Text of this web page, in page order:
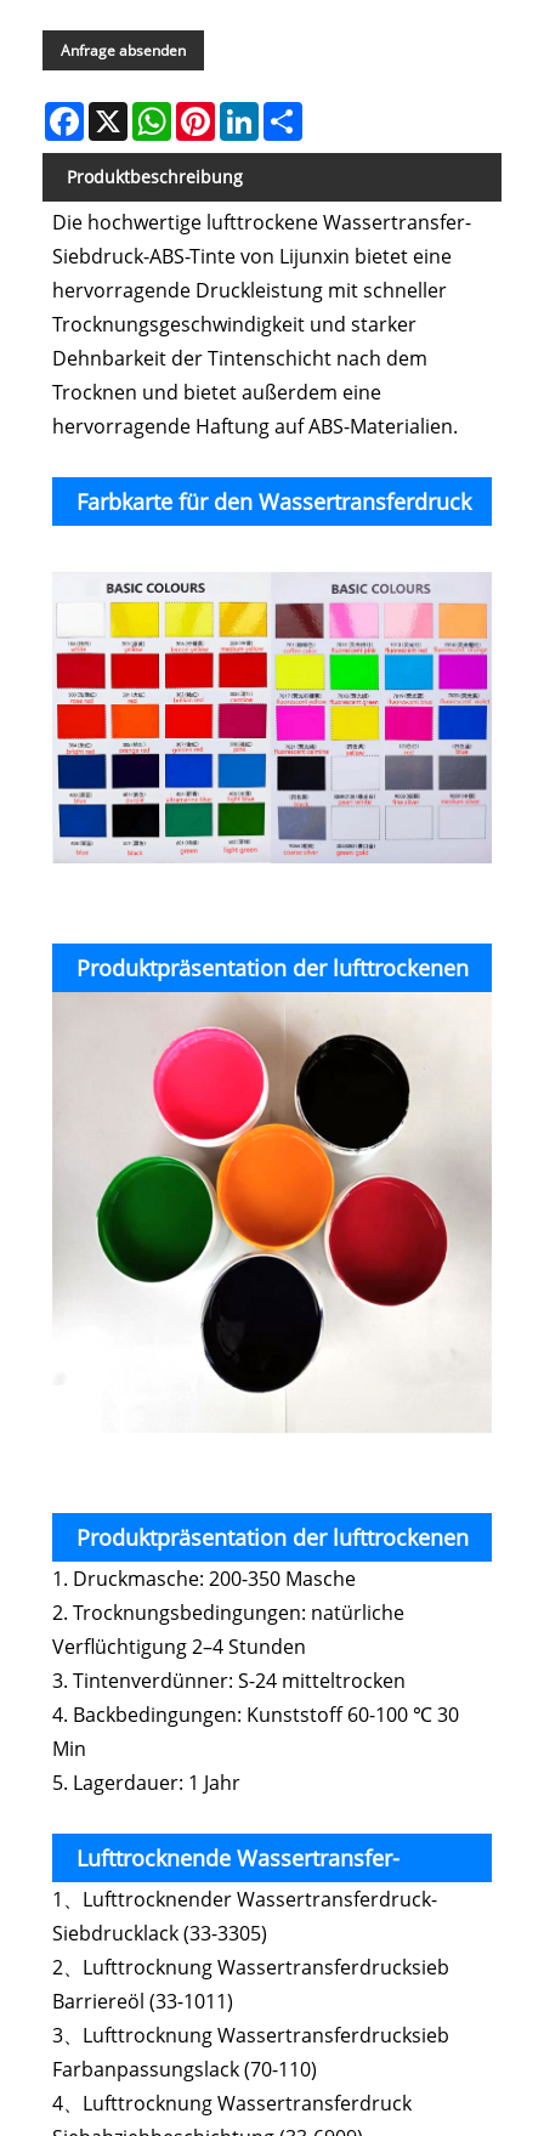
Anfrage absenden
Facebook
X WhatsAppPinterestLinkedIn
Produktbeschreibung
Die hochwertige lufttrockene Wassertransfer-
Siebdruck-ABS-Tinte von Lijunxin bietet eine
hervorragende Druckleistung mit schneller
Trocknungsgeschwindigkeit und starker
Dehnbarkeit der Tintenschicht nach dem
Trocknen und bietet außerdem eine
hervorragende Haftung auf ABS-Materialien.
Farbkarte für den Wassertransferdruck
Produktpräsentation der lufttrockenen
Wassertransfer-Siebdruck-ABS-Tinte
Produktpräsentation der lufttrockenen
Wassertransfer-Siebdruck-ABS-Tinte
1. Druckmasche: 200-350 Masche
2. Trocknungsbedingungen: natürliche
Verflüchtigung 2–4 Stunden
3. Tintenverdünner: S-24 mitteltrocken
4. Backbedingungen: Kunststoff 60-100 ℃ 30
Min
5. Lagerdauer: 1 Jahr
Lufttrocknende Wassertransfer-
Siebdruck-ABS-Tinte zur Unterstützung der
Tinte
1、Lufttrocknender Wassertransferdruck-
Siebdrucklack (33-3305)
2、Lufttrocknung Wassertransferdrucksieb
Barriereöl (33-1011)
3、Lufttrocknung Wassertransferdrucksieb
Farbanpassungslack (70-110)
4、Lufttrocknung Wassertransferdruck